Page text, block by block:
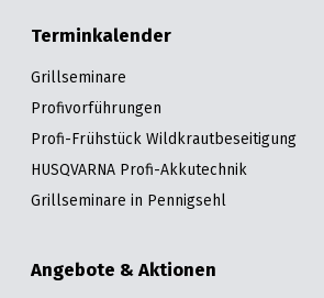
Terminkalender
Grillseminare
Profivorführungen
Profi-Frühstück Wildkrautbeseitigung
HUSQVARNA Profi-Akkutechnik
Grillseminare in Pennigsehl
Angebote & Aktionen